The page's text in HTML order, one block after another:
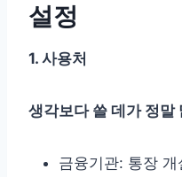
설정
1. 사용처
생각보다 쓸 데가 정말
금융기관: 통장